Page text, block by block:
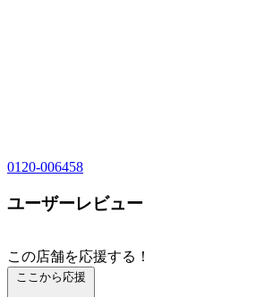
0120-006458
ユーザーレビュー
この店舗を応援する！
ここから応援